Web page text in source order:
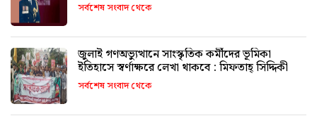
সর্বশেষ সংবাদ থেকে
জুলাই গণঅভ্যুত্থানে সাংস্কৃতিক কর্মীদের ভূমিকা
ইতিহাসে স্বর্ণাক্ষরে লেখা থাকবে : মিফতাহ্ সিদ্দিকী
সর্বশেষ সংবাদ থেকে